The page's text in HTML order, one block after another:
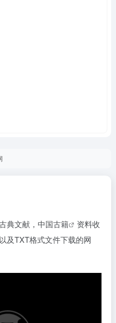
典文献， 中国古籍
资料收
及TXT格式文件下载的网